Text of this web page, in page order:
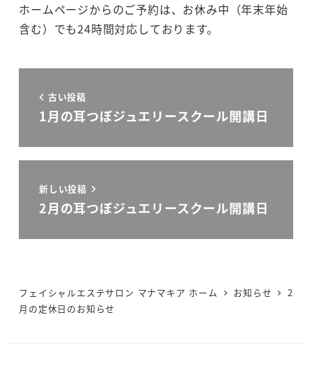
ホームページからのご予約は、お休み中（年末年始
含む）でも24時間対応しております。
古い投稿
1月の耳つぼジュエリースクール開講日
新しい投稿
2月の耳つぼジュエリースクール開講日
フェイシャルエステサロン マナマキア ホーム お知らせ
2
月の定休日のお知らせ